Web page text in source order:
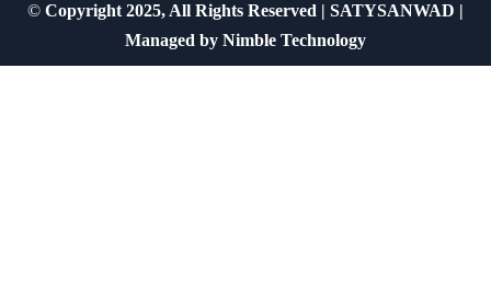
© Copyright 2025, All Rights Reserved | SATYSANWAD |
Managed by Nimble Technology